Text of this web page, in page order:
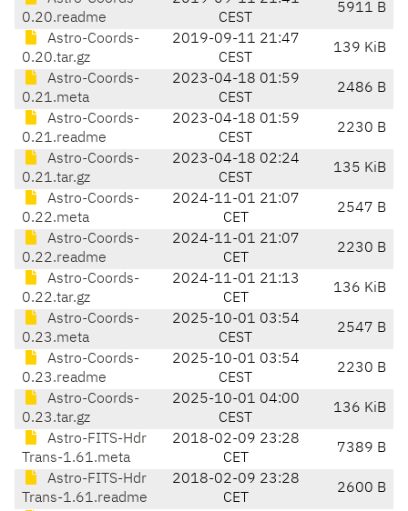
0.20.readme
CEST
5911 B
Astro-Coords-
0.20.tar.gz
2019-09-11 21:47
CEST
139 KiB
Astro-Coords-
0.21.meta
2023-04-18 01:59
CEST
2486 B
Astro-Coords-
0.21.readme
2023-04-18 01:59
CEST
2230 B
Astro-Coords-
0.21.tar.gz
2023-04-18 02:24
CEST
135 KiB
Astro-Coords-
0.22.meta
2024-11-01 21:07
CET
2547 B
Astro-Coords-
0.22.readme
2024-11-01 21:07
CET
2230 B
Astro-Coords-
0.22.tar.gz
2024-11-01 21:13
CET
136 KiB
Astro-Coords-
0.23.meta
2025-10-01 03:54
CEST
2547 B
Astro-Coords-
0.23.readme
2025-10-01 03:54
CEST
2230 B
Astro-Coords-
0.23.tar.gz
2025-10-01 04:00
CEST
136 KiB
Astro-FITS-Hdr
Trans-1.61.meta
2018-02-09 23:28
CET
7389 B
Astro-FITS-Hdr
Trans-1.61.readme
2018-02-09 23:28
CET
2600 B